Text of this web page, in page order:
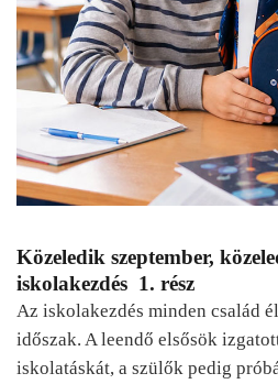
Közeledik szeptember,
iskolakezdés 1. rész
Az iskolakezdés minden család
időszak. A leendő elsősök
iskolatáskát, a szülők pedig